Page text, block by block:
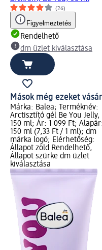
(26)
Figyelmeztetés
Rendelhető
dm üzlet kiválasztása
Mások még ezeket
Márka: Balea; Terméknév:
Arctisztító gél Be You Jelly,
150 ml; Ár: 1 099 Ft; Alapár:
150 ml (7,33 Ft / 1 ml); dm
márka logó; Elérhetőség:
Állapot zöld Rendelhető,
Állapot szürke dm üzlet
kiválasztása